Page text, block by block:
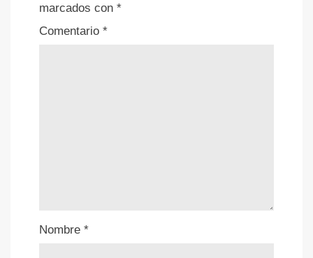
marcados con *
Comentario *
Nombre *